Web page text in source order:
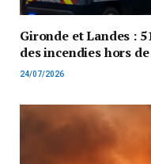
Gironde et Landes :
des incendies hors
24/07/2026